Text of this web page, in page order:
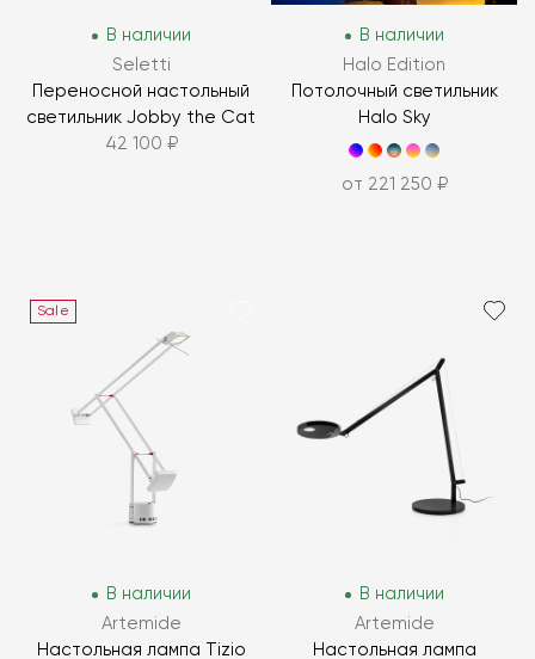
В наличии
Seletti
Переносной настольный
светильник Jobby the Cat
42 100 ₽
В наличии
Halo Edition
Потолочный светильник
Halo Sky
от 221 250 ₽
Sale
В наличии
Artemide
Настольная лампа Tizio
В наличии
Artemide
Настольная лампа